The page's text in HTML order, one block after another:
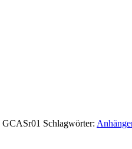
GCASr01 Schlagwörter: